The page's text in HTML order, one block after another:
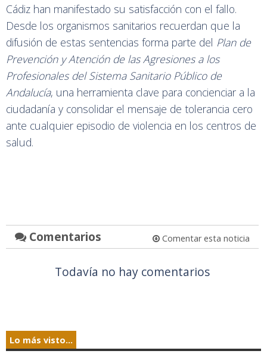
Cádiz han manifestado su satisfacción con el fallo.
Desde los organismos sanitarios recuerdan que la
difusión de estas sentencias forma parte del Plan de
Prevención y Atención de las Agresiones a los
Profesionales del Sistema Sanitario Público de
Andalucía, una herramienta clave para concienciar a la
ciudadanía y consolidar el mensaje de tolerancia cero
ante cualquier episodio de violencia en los centros de
salud.
Comentarios Comentar esta noticia
Todavía no hay comentarios
Lo más visto...